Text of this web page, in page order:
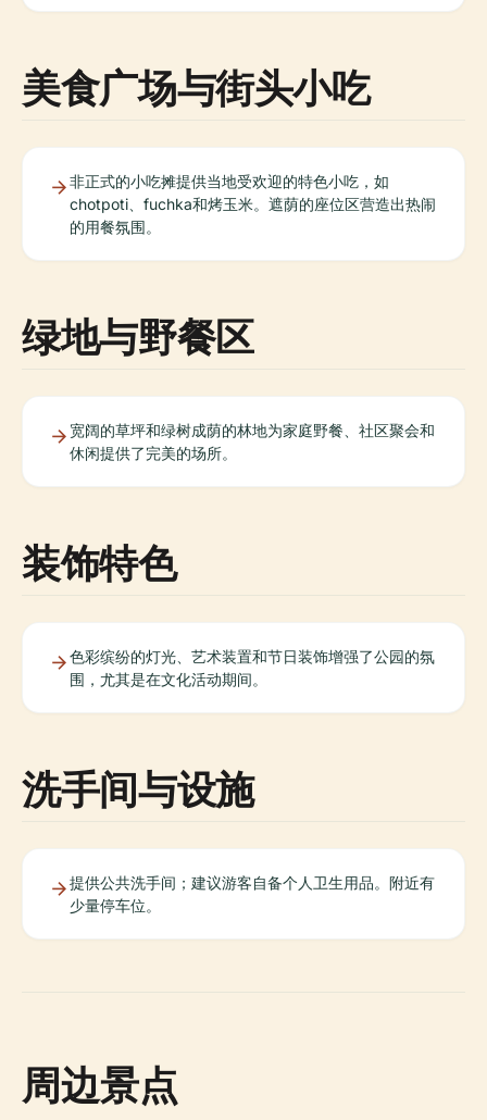
美食广场与街头小吃
非正式的小吃摊提供当地受欢迎的特色小吃，如
chotpoti、fuchka和烤玉米。遮荫的座位区营造出热闹
的用餐氛围。
绿地与野餐区
宽阔的草坪和绿树成荫的林地为家庭野餐、社区聚会和
休闲提供了完美的场所。
装饰特色
色彩缤纷的灯光、艺术装置和节日装饰增强了公园的氛
围，尤其是在文化活动期间。
洗手间与设施
提供公共洗手间；建议游客自备个人卫生用品。附近有
少量停车位。
周边景点